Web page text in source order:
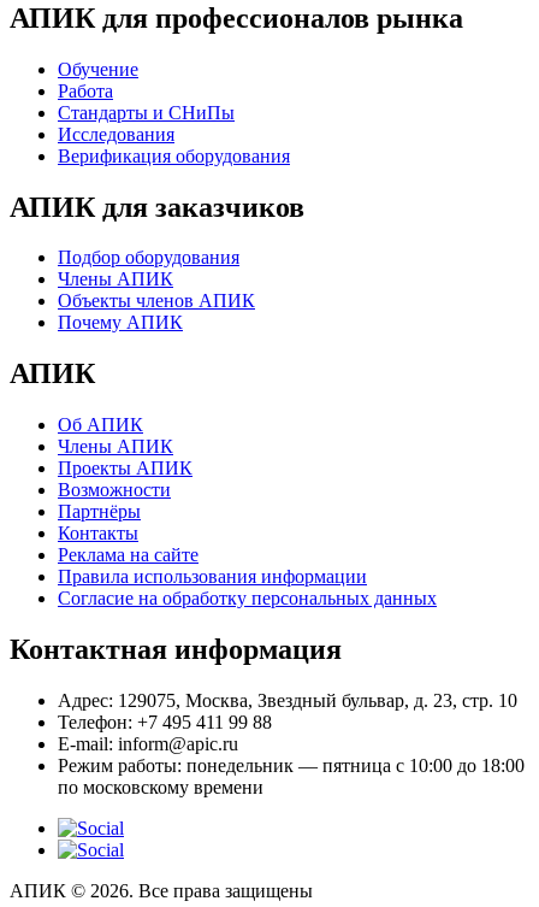
АПИК для профессионалов рынка
Обучение
Работа
Стандарты и СНиПы
Исследования
Верификация оборудования
АПИК для заказчиков
Подбор оборудования
Члены АПИК
Объекты членов АПИК
Почему АПИК
АПИК
Об АПИК
Члены АПИК
Проекты АПИК
Возможности
Партнёры
Контакты
Реклама на сайте
Правила использования информации
Согласие на обработку персональных данных
Контактная информация
Адрес: 129075, Москва, Звездный бульвар, д. 23, стр. 10
Телефон: +7 495 411 99 88
E-mail: inform@apic.ru
Режим работы: понедельник — пятница с 10:00 до 18:00
по московскому времени
АПИК © 2026. Все права защищены